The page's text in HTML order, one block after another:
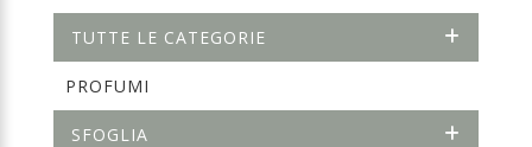
TUTTE LE CATEGORIE
PROFUMI
SFOGLIA